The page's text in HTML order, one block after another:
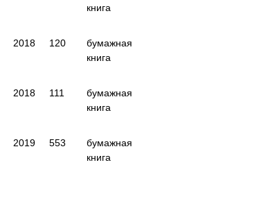
книга
2018 120
бумажная
книга
2018 111
бумажная
книга
2019 553
бумажная
книга